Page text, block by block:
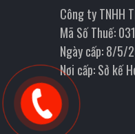
Công ty TNHH
Mã Số Thuế:
Ngày cấp: 8/5/
Nơi cấp: Sở kế